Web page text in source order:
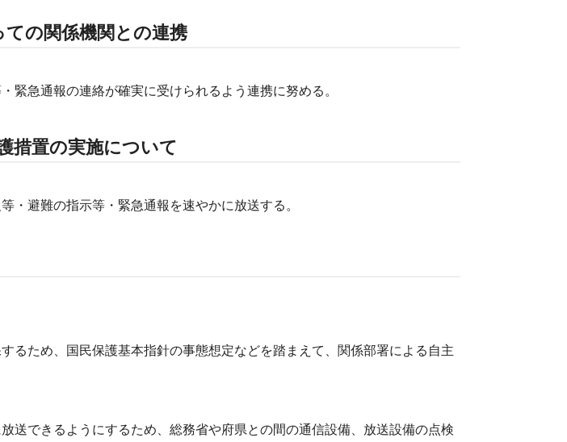
ての関係機関との連携
緊急通報の連絡が確実に受けられるよう連携に努める。
措置の実施について
・避難の指示等・緊急通報を速やかに放送する。
るため、国民保護基本指針の事態想定などを踏まえて、関係部署による自主
送できるようにするため、総務省や府県との間の通信設備、放送設備の点検